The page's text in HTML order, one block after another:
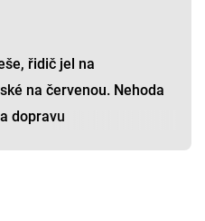
řidič jel na
na červenou. Nehoda
dopravu